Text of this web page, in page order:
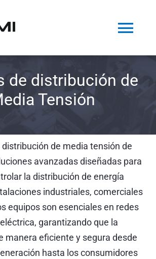
de distribución de
Tensión
de media tensión de
avanzadas diseñadas para
la distribución de energía
industriales, comerciales
equipos son esenciales en redes
garantizando que la
manera eficiente y segura desde
hasta los consumidores